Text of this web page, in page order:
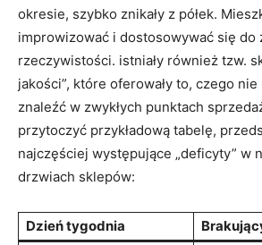
okresie, szybko znikały z półek.
improwizować i dostosowywać się do
rzeczywistości. istniały również tzw.
jakości”, które oferowały to, czego nie
znaleźć w zwykłych punktach
przytoczyć przykładową tabelę,
najczęściej występujące „deficyty” w
drzwiach sklepów:
Dzień tygodnia